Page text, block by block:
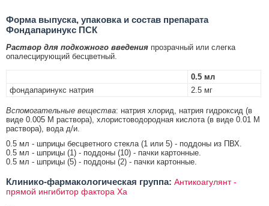
Форма выпуска, упаковка и состав препарата
Фондапаринукс ПСК
Раствор для подкожного введения прозрачный или слегка
опалесцирующий бесцветный.
0.5 мл
фондапаринукс натрия
2.5 мг
Вспомогательные вещества: натрия хлорид, натрия гидроксид (в
виде 0.005 М раствора), хлористоводородная кислота (в виде 0.01 М
раствора), вода д/и.
0.5 мл - шприцы бесцветного стекла (1 или 5) - поддоны из ПВХ.
0.5 мл - шприцы (1) - поддоны (10) - пачки картонные.
0.5 мл - шприцы (5) - поддоны (2) - пачки картонные.
Клинико-фармакологическая группа: Антикоагулянт -
прямой ингибитор фактора Xa